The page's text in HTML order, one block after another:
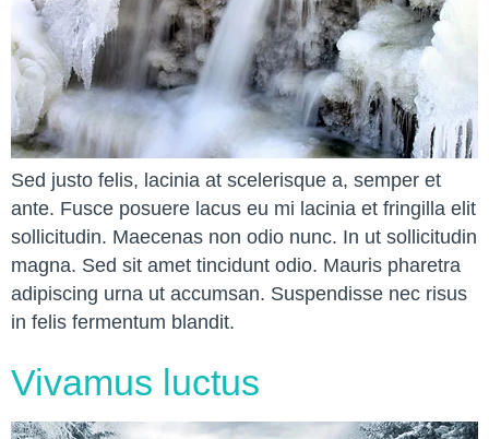
Sed justo felis, lacinia at scelerisque a, semper et
ante. Fusce posuere lacus eu mi lacinia et fringilla elit
sollicitudin. Maecenas non odio nunc. In ut sollicitudin
magna. Sed sit amet tincidunt odio. Mauris pharetra
adipiscing urna ut accumsan. Suspendisse nec risus
in felis fermentum blandit.
Vivamus luctus